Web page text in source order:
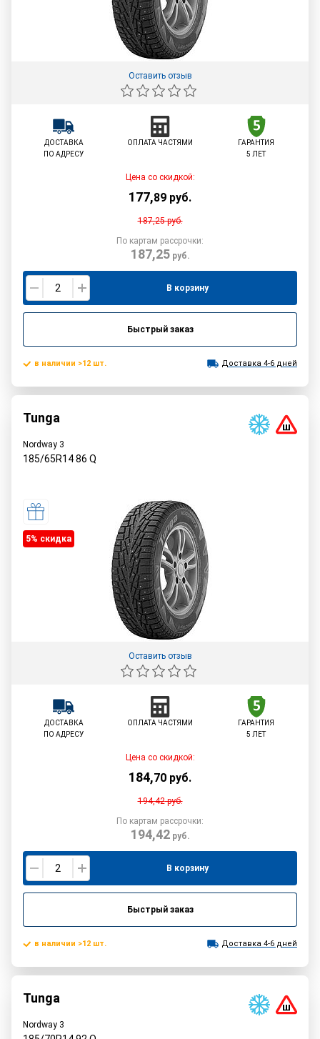
Оставить отзыв
ДОСТАВКА
ПО АДРЕСУ
ОПЛАТА ЧАСТЯМИ
ГАРАНТИЯ
5 ЛЕТ
Цена со скидкой:
177,89 руб.
187,25руб.
По картам рассрочки:
187,25руб.
В корзину
Быстрый заказ
в наличии >12 шт. Доставка 4-6 дней
Tunga
Nordway 3
185/65R1486 Q
5% cкидка
Оставить отзыв
ДОСТАВКА
ПО АДРЕСУ
ОПЛАТА ЧАСТЯМИ
ГАРАНТИЯ
5 ЛЕТ
Цена со скидкой:
184,70 руб.
194,42руб.
По картам рассрочки:
194,42руб.
В корзину
Быстрый заказ
в наличии >12 шт. Доставка 4-6 дней
Tunga
Nordway 3